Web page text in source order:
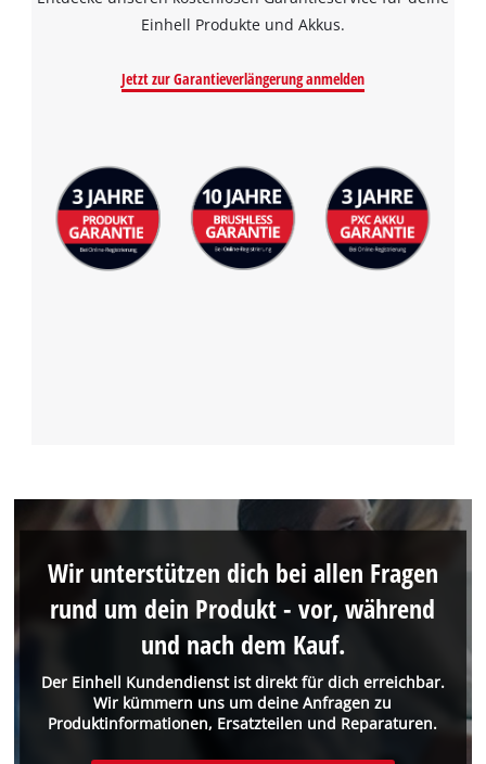
to the list of technologies used.
Management Platform
Einhell Produkte und Akkus.
Jetzt zur Garantieverlängerung anmelden
Der Einhell Kundendienst ist direkt für dich erreichbar.
Wir kümmern uns um deine Anfragen zu
Produktinformationen, Ersatzteilen und Reparaturen.
Wir unterstützen dich bei allen Fragen
rund um dein Produkt - vor, während
und nach dem Kauf.